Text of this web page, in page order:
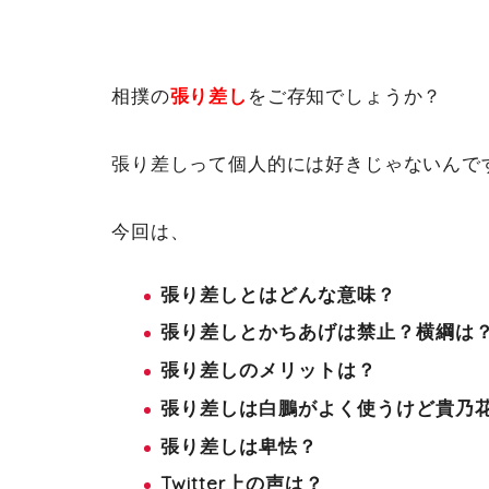
相撲の張り差し をご存知でしょうか？
張り差しって個人的には好きじゃないんで
今回は、
張り差しとはどんな意味？
張り差しとかちあげは禁止？横綱は？
張り差しのメリットは？
張り差しは白鵬がよく使うけど貴乃
張り差しは卑怯？
Twitter上の声は？